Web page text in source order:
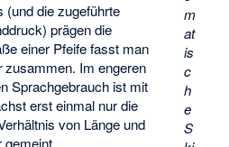
m
at
is
c
h
e
S
(und die zugeführte
prägen die
einer Pfeife fasst man
zusammen. Im engeren
Sprachgebrauch ist mit
erst einmal nur die
von Länge und
gemeint.